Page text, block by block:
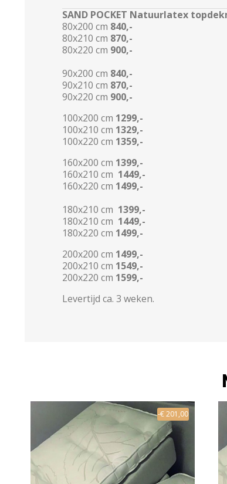
SAND POCKET Natuurlatex
80x200 cm 840,-
80x210 cm 870,-
80x220 cm 900,-
90x200 cm 840,-
90x210 cm 870,-
90x220 cm 900,-
100x200 cm 1299,-
100x210 cm 1329,-
100x220 cm 1359,-
160x200 cm 1399,-
160x210 cm 1449,-
160x220 cm 1499,-
180x210 cm 1399,-
180x210 cm 1449,-
180x220 cm 1499,-
200x200 cm 1499,-
200x210 cm 1549,-
200x220 cm 1599,-
Levertijd ca. 3 weken.
-€ 201,00